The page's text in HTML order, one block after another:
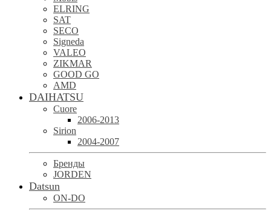
ELRING
SAT
SECO
Signeda
VALEO
ZIKMAR
GOOD GO
AMD
DAIHATSU
Cuore
2006-2013
Sirion
2004-2007
Бренды
JORDEN
Datsun
ON-DO